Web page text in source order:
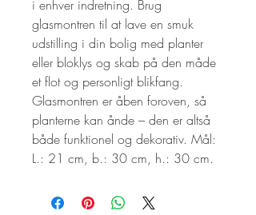
i enhver indretning. Brug
glasmontren til at lave en smuk
udstilling i din bolig med planter
eller bloklys og skab på den måde
et flot og personligt blikfang.
Glasmontren er åben foroven, så
planterne kan ånde – den er altså
både funktionel og dekorativ. Mål:
L.: 21 cm, b.: 30 cm, h.: 30 cm.